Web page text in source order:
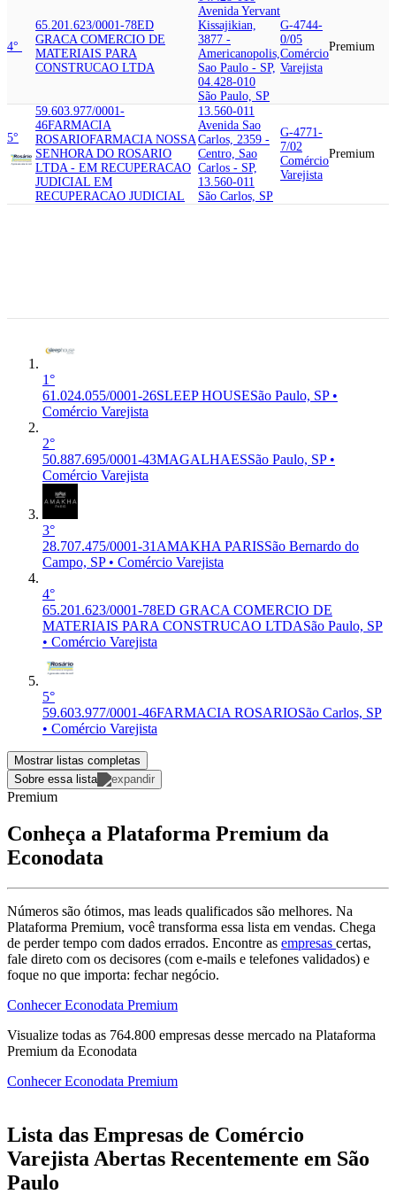
4°
65.201.623/0001-78ED
GRACA COMERCIO DE
MATERIAIS PARA
CONSTRUCAO LTDA
Avenida Yervant
Kissajikian,
3877 -
Americanopolis,
Sao Paulo - SP,
04.428-010
São Paulo, SP
G-4744-
0/05
Comércio
Varejista
Premium
5°
59.603.977/0001-
46FARMACIA
ROSARIOFARMACIA NOSSA
SENHORA DO ROSARIO
LTDA - EM RECUPERACAO
JUDICIAL EM
RECUPERACAO JUDICIAL
13.560-011
Avenida Sao
Carlos, 2359 -
Centro, Sao
Carlos - SP,
13.560-011
São Carlos, SP
G-4771-
7/02
Comércio
Varejista
Premium
1°
61.024.055/0001-26SLEEP HOUSESão Paulo, SP •
Comércio Varejista
2°
50.887.695/0001-43MAGALHAESSão Paulo, SP •
Comércio Varejista
3°
28.707.475/0001-31 AMAKHA PARISSão Bernardo do
Campo, SP • Comércio Varejista
4°
65.201.623/0001-78ED GRACA COMERCIO DE
MATERIAIS PARA CONSTRUCAO LTDASão Paulo, SP
• Comércio Varejista
5°
59.603.977/0001-46FARMACIA ROSARIOSão Carlos, SP
• Comércio Varejista
Mostrar listas completas
Sobre essa lista
Premium
Conheça a Plataforma Premium da
Econodata
Números são ótimos, mas leads qualificados são melhores. Na
Plataforma Premium, você transforma essa lista em vendas. Chega
de perder tempo com dados errados. Encontre as empresas certas,
fale direto com os decisores (com e-mails e telefones validados) e
foque no que importa: fechar negócio.
Conhecer Econodata Premium
Visualize todas as 764.800 empresas desse mercado na Plataforma
Premium da Econodata
Conhecer Econodata Premium
Lista das Empresas de Comércio
Varejista Abertas Recentemente em São
Paulo